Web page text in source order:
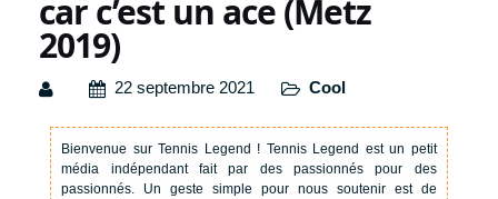
car c’est un ace (Metz
2019)
22 septembre 2021 Cool
Bienvenue sur Tennis Legend ! Tennis Legend est un petit
média indépendant fait par des passionnés pour des
passionnés. Un geste simple pour nous soutenir est de